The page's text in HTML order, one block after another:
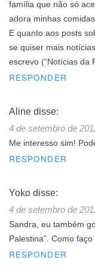
família que não só
adora minhas
E quanto aos posts
se quiser mais
escrevo (“Notícias da
RESPONDER
Aline disse:
4 de setembro de
Me interesso sim!
RESPONDER
Yoko disse:
4 de setembro de
Sandra, eu também
Palestina”. Como
RESPONDER